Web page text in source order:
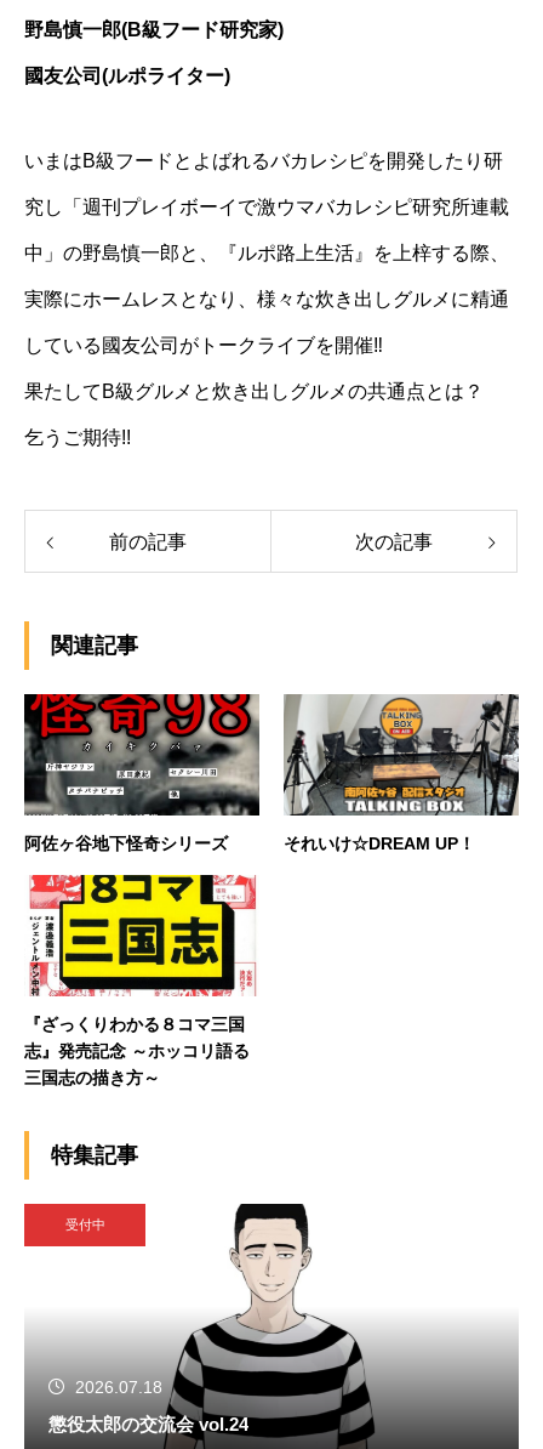
野島慎一郎(B級フード研究家)
國友公司(ルポライター)
いまはB級フードとよばれるバカレシピを開発したり研
究し「週刊プレイボーイで激ウマバカレシピ研究所連載
中」の野島慎一郎と、『ルポ路上生活』を上梓する際、
実際にホームレスとなり、様々な炊き出しグルメに精通
している國友公司がトークライブを開催‼︎
果たしてB級グルメと炊き出しグルメの共通点とは？
乞うご期待!!
前の記事 次の記事
関連記事
阿佐ヶ谷地下怪奇シリーズ それいけ☆DREAM UP！
『ざっくりわかる８コマ三国
志』発売記念 ～ホッコリ語る
三国志の描き方～
特集記事
受付中
2026.07.18
懲役太郎の交流会 vol.24